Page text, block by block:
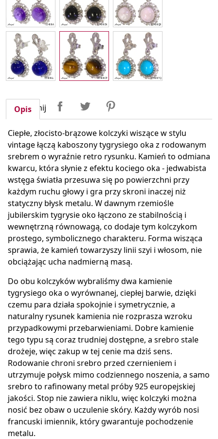
Udostępnij UdostępnijTweetuj
Opis
Ciepłe, złocisto-brązowe kolczyki wiszące w stylu
vintage łączą kaboszony tygrysiego oka z rodowanym
srebrem o wyraźnie retro rysunku. Kamień to odmiana
kwarcu, która słynie z efektu kociego oka - jedwabista
wstęga światła przesuwa się po powierzchni przy
każdym ruchu głowy i gra przy skroni inaczej niż
statyczny błysk metalu. W dawnym rzemiośle
jubilerskim tygrysie oko łączono ze stabilnością i
wewnętrzną równowagą, co dodaje tym kolczykom
prostego, symbolicznego charakteru. Forma wisząca
sprawia, że kamień towarzyszy linii szyi i włosom, nie
obciążając ucha nadmierną masą.
Do obu kolczyków wybraliśmy dwa kamienie
tygrysiego oka o wyrównanej, ciepłej barwie, dzięki
czemu para działa spokojnie i symetrycznie, a
naturalny rysunek kamienia nie rozprasza wzroku
przypadkowymi przebarwieniami. Dobre kamienie
tego typu są coraz trudniej dostępne, a srebro stale
drożeje, więc zakup w tej cenie ma dziś sens.
Rodowanie chroni srebro przed czernieniem i
utrzymuje połysk mimo codziennego noszenia, a samo
srebro to rafinowany metal próby 925 europejskiej
jakości. Stop nie zawiera niklu, więc kolczyki można
nosić bez obaw o uczulenie skóry. Każdy wyrób nosi
francuski imiennik, który gwarantuje pochodzenie
metalu.